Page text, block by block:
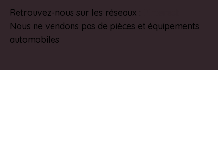
v
e
Retrouvez-nous sur les réseaux :
Nous ne vendons pas de pièces et équipements
automobiles